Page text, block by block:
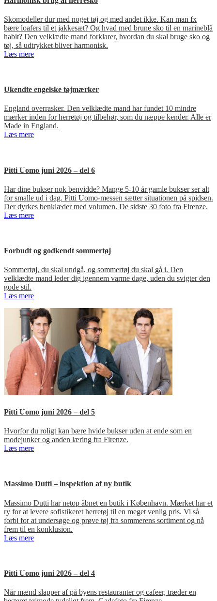
Skomodeller dur med noget tøj og med andet ikke. Kan man fx
bære loafers til et jakkesæt? Og hvad med brune sko til en marineblå
habit? Den velklædte mand forklarer, hvordan du skal bruge sko og
tøj, så udtrykket bliver harmonisk.
Læs mere
Ukendte engelske tøjmærker
England overrasker. Den velklædte mand har fundet 10 mindre
mærker inden for herretøj og tilbehør, som du næppe kender. Alle er
Made in England.
Læs mere
Pitti Uomo juni 2026 – del 6
Har dine bukser nok benvidde? Mange 5-10 år gamle bukser ser alt
for smalle ud i dag. Pitti Uomo-messen sætter situationen på spidsen.
Der dyrkes benklæder med volumen. De sidste 30 foto fra Firenze.
Læs mere
Forbudt og godkendt sommertøj
Sommertøj, du skal undgå, og sommertøj du skal gå i. Den
velklædte mand leder dig igennem varme dage, uden du svigter den
gode stil.
Læs mere
Pitti Uomo juni 2026 – del 5
Hvorfor du roligt kan bære hvide bukser uden at ende som en
modejunker og anden læring fra Firenze.
Læs mere
Massimo Dutti – inspektion af ny butik
Massimo Dutti har netop åbnet en butik i København. Mærket har et
ry for at levere sofistikeret herretøj til en meget venlig pris. Vi så
forbi for at undersøge og prøve tøj fra sommerens sortiment og nå
frem til en konklusion.
Læs mere
Pitti Uomo juni 2026 – del 4
Når mænd slapper af på byens restauranter og cafeer, træder en